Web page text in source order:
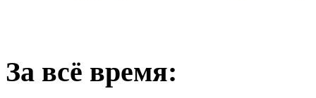
За всё время: